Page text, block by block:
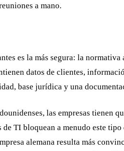
a mano.
es la más segura: la
datos de clientes,
base jurídica y una
las empresas tienen
TI bloquean a menudo este
alemana resulta más